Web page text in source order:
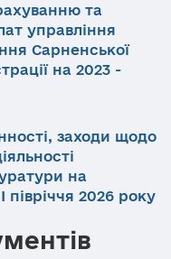
та
управління
Сарненської
на 2023 -
заходи щодо
на
півріччя 2026 року